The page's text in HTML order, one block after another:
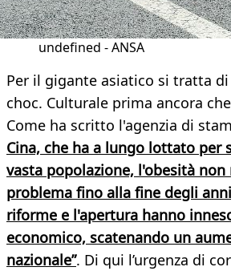
undefined - ANSA
Per il gigante asiatico si tratta
choc. Culturale prima ancora
Come ha scritto l'agenzia di
Cina, che ha a lungo lottato per
vasta popolazione, l'obesità
problema fino alla fine degli
riforme e l'apertura hanno
economico, scatenando un
nazionale”. Di qui l’urgenza di